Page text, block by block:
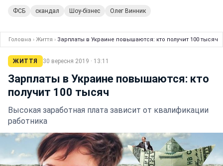
ФСБ скандал Шоу-бізнес Олег Винник
Головна › Життя › Зарплаты в Украине повышаются: кто получит 100 тысяч
ЖИТТЯ 30 вересня 2019 · 13:11
Зарплаты в Украине повышаются: кто
получит 100 тысяч
Высокая заработная плата зависит от квалификации
работника